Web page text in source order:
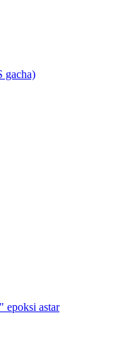
gacha)
epoksi astar